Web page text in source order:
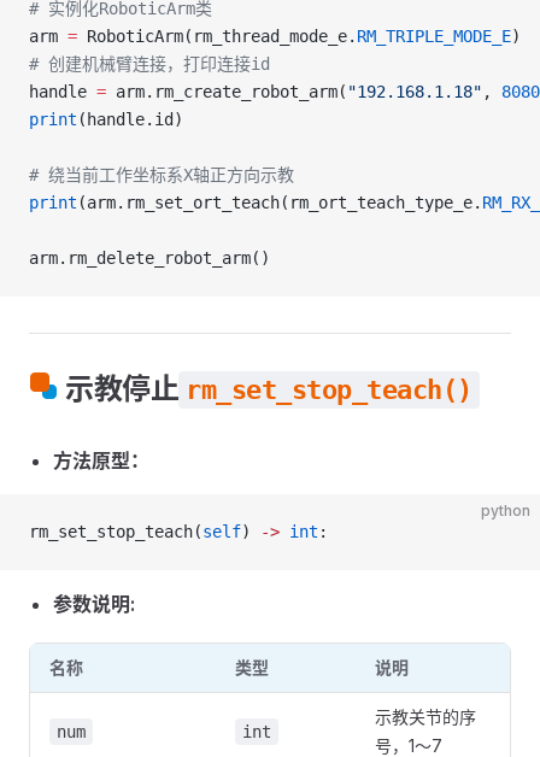
# 实例化RoboticArm类
arm = RoboticArm(rm_thread_mode_e. RM_TRIPLE_MODE_E)
# 创建机械臂连接，打印连接id
handle = arm.rm_create_robot_arm( "192.168.1.18" , 8080
print (handle.id)
# 绕当前工作坐标系X轴正方向示教
print (arm.rm_set_ort_teach(rm_ort_teach_type_e.
arm.rm_delete_robot_arm()
示教停止 rm_set_stop_teach()
方法原型：
python
rm_set_stop_teach(self) -> int :
参数说明:
名称 类型 说明
num int
示教关节的序
号，1～7